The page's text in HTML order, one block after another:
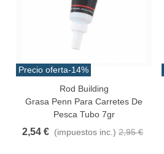
Precio oferta-14%
Añadir Al CarritoRod Building
Grasa Penn Para Carretes De
Pesca Tubo 7gr
2,54 € (impuestos inc.) 2,95 €